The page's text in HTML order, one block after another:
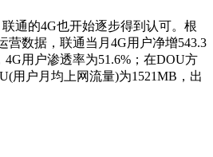
通的4G也开始逐步得到认可。根
营数据，联通当月4G用户净增543.3
4G用户渗透率为51.6%；在DOU方
用户月均上网流量)为1521MB，出